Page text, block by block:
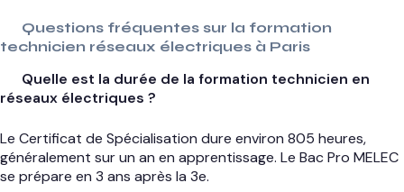
Questions fréquentes sur la formation
technicien réseaux électriques à Paris
Quelle est la durée de la formation technicien en
réseaux électriques ?
Le Certificat de Spécialisation dure environ 805 heures,
généralement sur un an en apprentissage. Le Bac Pro MELEC
se prépare en 3 ans après la 3e.